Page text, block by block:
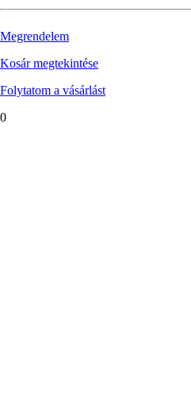
Megrendelem
Kosár megtekintése
Folytatom a vásárlást
0